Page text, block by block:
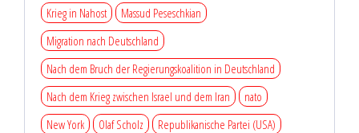
Krieg in Nahost
Massud Peseschkian
Migration nach Deutschland
Nach dem Bruch der Regierungskoalition in Deutschland
Nach dem Krieg zwischen Israel und dem Iran
nato
New York
Olaf Scholz
Republikanische Partei (USA)